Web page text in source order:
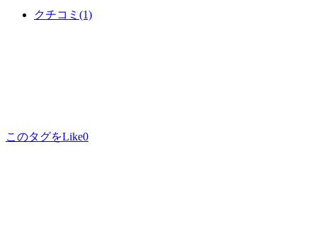
クチコミ (1)
このタグをLike0